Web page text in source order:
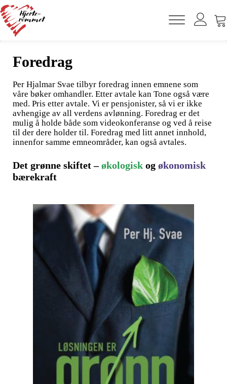
Foredrag
Per Hjalmar Svae tilbyr foredrag innen emnene som
våre bøker omhandler. Etter avtale kan Tone også være
med. Pris etter avtale. Vi er pensjonister, så vi er ikke
avhengige av all verdens avlønning. Foredrag er det
mulig å holde både som videokonferanse og ved å reise
til der dere holder til. Foredrag med litt annet innhold,
innenfor samme emneområder, kan også avtales.
Det grønne skiftet –økologiskog økonomisk
bærekraft